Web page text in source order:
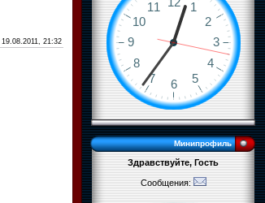
19.08.2011, 21:32
Минипрофиль
Здравствуйте, Гость
Сообщения: